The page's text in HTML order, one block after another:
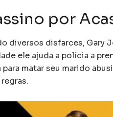
por
diversos disfarces, Gary
ele ajuda a polícia a
matar seu marido